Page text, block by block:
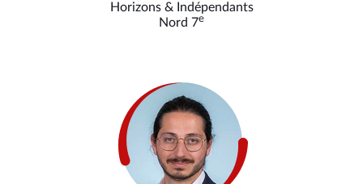
Horizons & Indépendants
Nord 7e